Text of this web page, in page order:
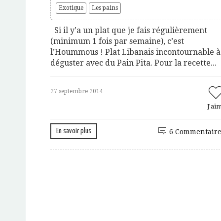
Exotique Les pains
Si il y’a un plat que je fais régulièrement
(minimum 1 fois par semaine), c’est
l’Hoummous ! Plat Libanais incontournable à
déguster avec du Pain Pita. Pour la recette...
27 septembre 2014
En savoir plus 6